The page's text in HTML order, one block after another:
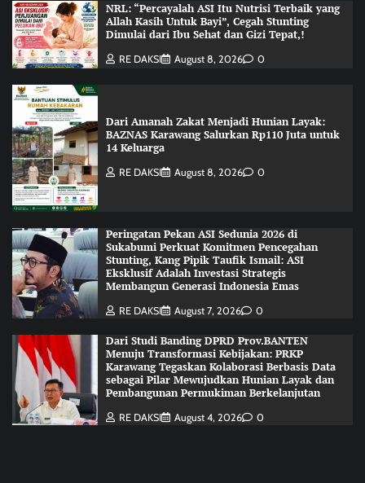
NRL: “Percayalah ASI Itu Nutrisi Terbaik yang
Allah Kasih Untuk Bayi”, Cegah Stunting
Dimulai dari Ibu Sehat dan Gizi Tepat,!
RE DAKSI August 8, 2026 0
Dari Amanah Zakat Menjadi Hunian Layak:
BAZNAS Karawang Salurkan Rp110 Juta untuk
14 Keluarga
RE DAKSI August 8, 2026 0
Peringatan Pekan ASI Sedunia 2026 di
Sukabumi Perkuat Komitmen Pencegahan
Stunting, Kang Pipik Taufik Ismail: ASI
Eksklusif Adalah Investasi Strategis
Membangun Generasi Indonesia Emas
RE DAKSI August 7, 2026 0
Dari Studi Banding DPRD Prov.BANTEN
Menuju Transformasi Kebijakan: PRKP
Karawang Tegaskan Kolaborasi Berbasis Data
sebagai Pilar Mewujudkan Hunian Layak dan
Pembangunan Permukiman Berkelanjutan
RE DAKSI August 4, 2026 0